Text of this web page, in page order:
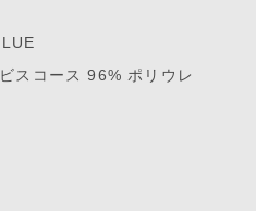
スコース 96% ポリウレ